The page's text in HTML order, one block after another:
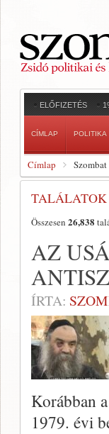
ELŐFIZETÉS
CÍMLAP POLITIKA
Címlap Szombat
TALÁLATOK
Összesen 26,838
AZ
ÍRTA:
Korábban
1979. évi